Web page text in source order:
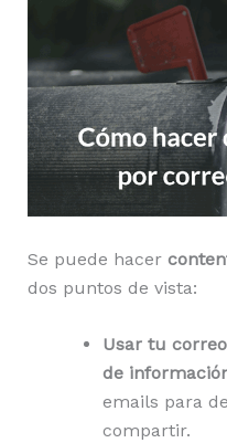
Se puede hacer
dos puntos de vista:
Usar tu
de
emails para
compartir.